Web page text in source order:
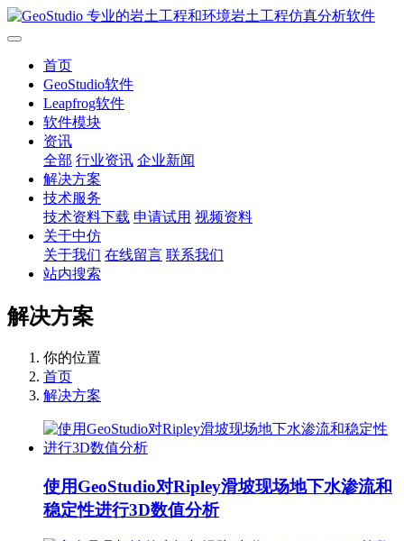
首页
GeoStudio软件
Leapfrog软件
软件模块
资讯
全部 行业资讯 企业新闻
解决方案
技术服务
技术资料下载 申请试用 视频资料
关于中仿
关于我们 在线留言 联系我们
站内搜索
解决方案
你的位置
首页
解决方案
使用GeoStudio对Ripley滑坡现场地下水渗流和
稳定性进行3D数值分析